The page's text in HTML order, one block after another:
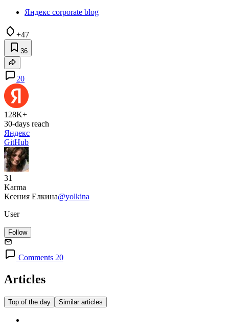
Яндекс corporate blog
+47
36
20
128K+
30-days reach
Яндекс
GitHub
31
Karma
Ксения Елкина@yolkina
User
Follow
Comments 20
Articles
Top of the day Similar articles